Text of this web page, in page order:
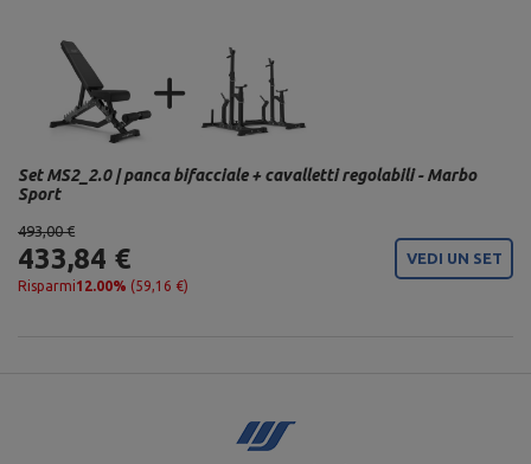
493,00 €
433,84 €
Risparmi12.00% (59,16 €)
VEDI UN SET
Set MS2_2.0 | panca bifacciale + cavalletti regolabili - Marbo
Sport